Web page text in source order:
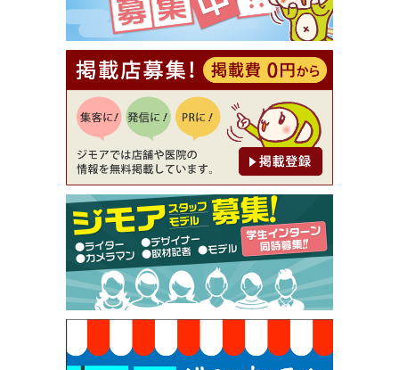
【ジモア読者特典2】コース 3,500円→3,000円（料
理5品+2時間飲み放題）（創作イタリアン Pia Cu
ore（ピアクオーレ））
[有効期限]2026年9月30日
【ジモア読者特典1】料理全品20％OFF ※18時以
降（創作イタリアン Pia Cuore（ピアクオーレ））
[有効期限]2026年9月30日
【ジモア限定②】初回割引 特価 鼻毛脱毛 半額 2,2
00円⇒1,100円（メンズ専門ワックス脱毛サロン Mi
ckle（ミックル））
[有効期限]2026年9月30日
【ジモア限定特典①】まつ毛カール 3,850円→ 2,7
50円（Premiere（プルミエール））
[有効期限]2026年9月30日
焼き餃子 一皿サービス（餃子酒場たっちゃん 西
早稲田店）
[有効期限]2026年9月30日